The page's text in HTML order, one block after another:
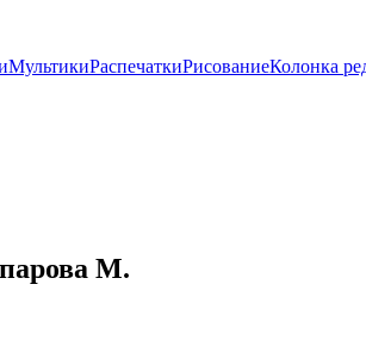
МультикиРаспечаткиРисованиеКолонка
М.